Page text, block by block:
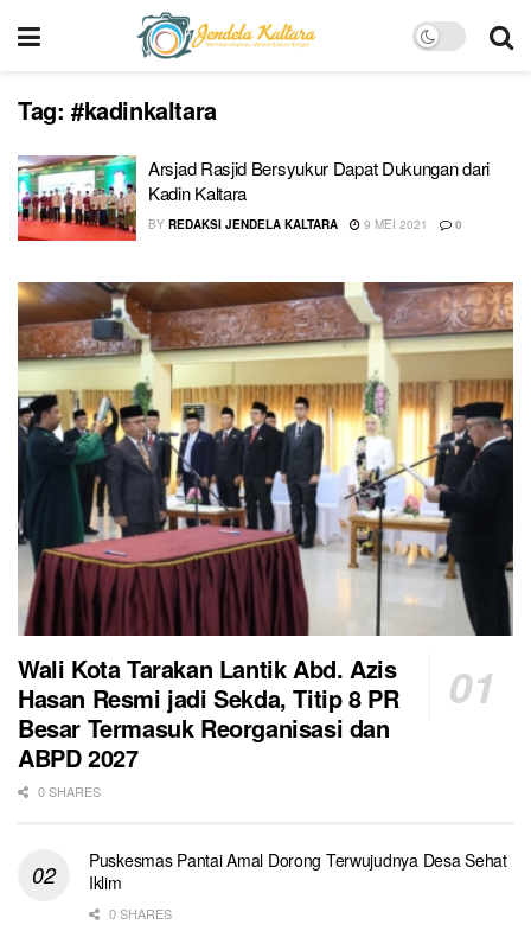
Tag: #kadinkaltara
Arsjad Rasjid Bersyukur Dapat Dukungan dari
Kadin Kaltara
BY REDAKSI JENDELA KALTARA 9 MEI 2021 0
Wali Kota Tarakan Lantik Abd. Azis
Hasan Resmi jadi Sekda, Titip 8 PR
Besar Termasuk Reorganisasi dan
ABPD 2027
0 SHARES
Puskesmas Pantai Amal Dorong Terwujudnya Desa Sehat
Iklim
0 SHARES